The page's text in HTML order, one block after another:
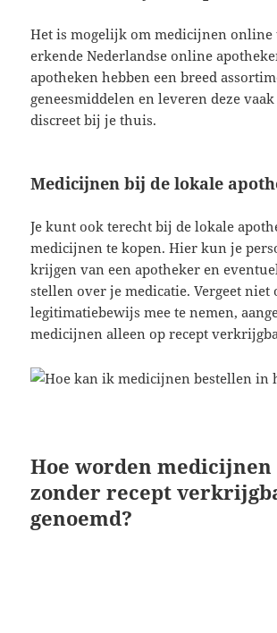
Het is mogelijk om medicijnen online
erkende Nederlandse online
apotheken hebben een breed
geneesmiddelen en leveren deze
discreet bij je thuis.
Medicijnen bij de lokale
Je kunt ook terecht bij de lokale
medicijnen te kopen. Hier kun je
krijgen van een apotheker en
stellen over je medicatie. Vergeet niet
legitimatiebewijs mee te nemen,
medicijnen alleen op recept
Hoe worden medicijnen
zonder recept
genoemd?